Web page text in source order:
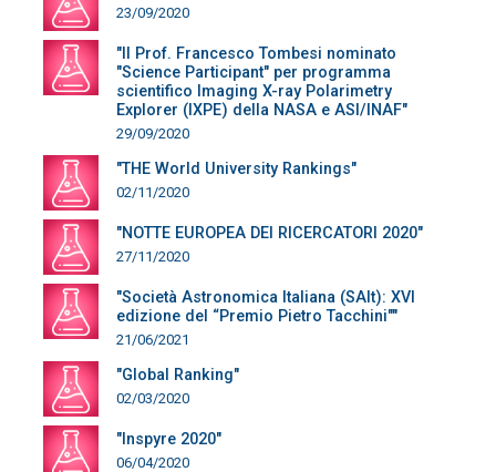
23/09/2020
"Il Prof. Francesco Tombesi nominato
"Science Participant" per programma
scientifico Imaging X-ray Polarimetry
Explorer (IXPE) della NASA e ASI/INAF"
29/09/2020
"THE World University Rankings"
02/11/2020
"NOTTE EUROPEA DEI RICERCATORI 2020"
27/11/2020
"Società Astronomica Italiana (SAIt): XVI
edizione del “Premio Pietro Tacchini""
21/06/2021
"Global Ranking"
02/03/2020
"Inspyre 2020"
06/04/2020